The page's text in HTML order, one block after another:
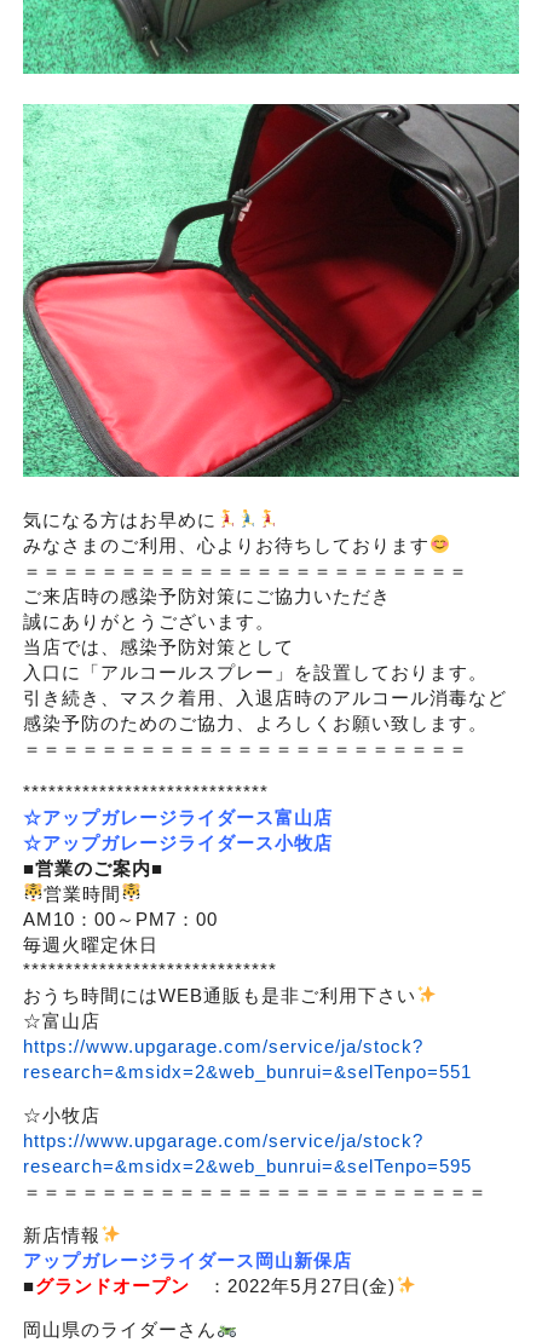
気になる方はお早めに
みなさまのご利用、心よりお待ちしております
＝＝＝＝＝＝＝＝＝＝＝＝＝＝＝＝＝＝＝＝＝＝＝
ご来店時の感染予防対策にご協力いただき
誠にありがとうございます。
当店では、感染予防対策として
入口に「アルコールスプレー」を設置しております。
引き続き、マスク着用、入退店時のアルコール消毒など
感染予防のためのご協力、よろしくお願い致します。
＝＝＝＝＝＝＝＝＝＝＝＝＝＝＝＝＝＝＝＝＝＝＝
*****************************
☆アップガレージライダース富山店
☆アップガレージライダース小牧店
■営業のご案内■
営業時間
AM10：00～PM7：00
毎週火曜定休日
******************************
おうち時間にはWEB通販も是非ご利用下さい
☆富山店
https://www.upgarage.com/service/ja/stock?
research=&msidx=2&web_bunrui=&selTenpo=551
☆小牧店
https://www.upgarage.com/service/ja/stock?
research=&msidx=2&web_bunrui=&selTenpo=595
＝＝＝＝＝＝＝＝＝＝＝＝＝＝＝＝＝＝＝＝＝＝＝＝
新店情報
アップガレージライダース岡山新保店
■グランドオープン ：2022年5月27日(金)
岡山県のライダーさん